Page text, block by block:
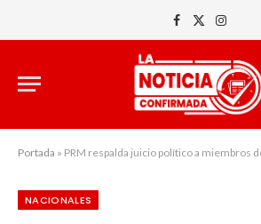
Facebook
X
Portada » PRM respalda juicio político a miembros de la CC: «Quienes se
NACIONALES